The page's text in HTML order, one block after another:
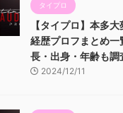
タイプロ
【タイプロ】本多
経歴プロフまとめ一
長・出身・年齢も調
2024/12/11